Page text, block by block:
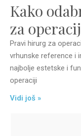
Kako
za
Pravi hirurg za
vrhunske reference i
najbolje estetske i
operaciji
Vidi još »